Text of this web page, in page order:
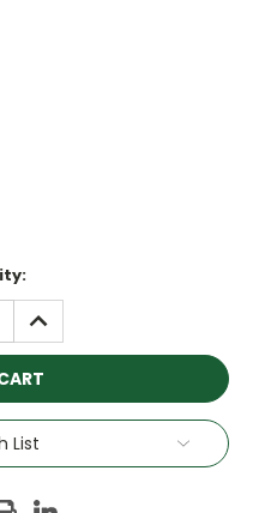
INCREASE
QUANTITY:
List